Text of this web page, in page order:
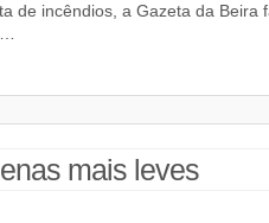
de incêndios, a Gazeta da
mais leves